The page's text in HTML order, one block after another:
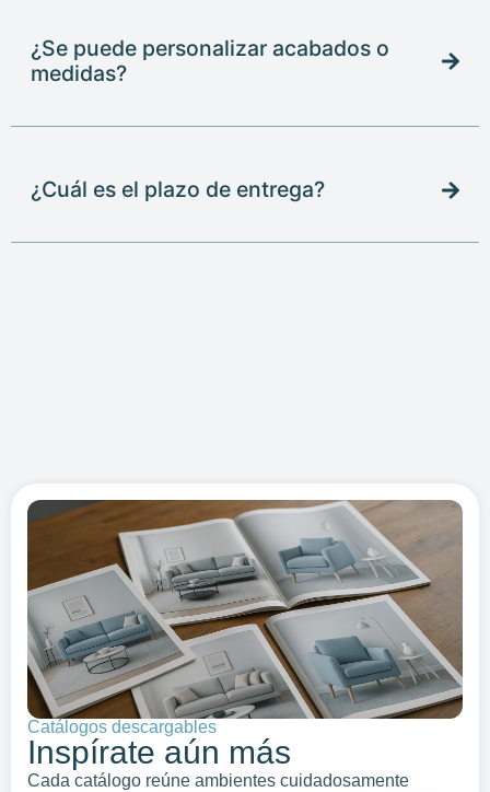
¿Se puede personalizar acabados o
medidas?
¿Cuál es el plazo de entrega?
Catálogos descargables
Inspírate aún más
Cada catálogo reúne ambientes cuidadosamente